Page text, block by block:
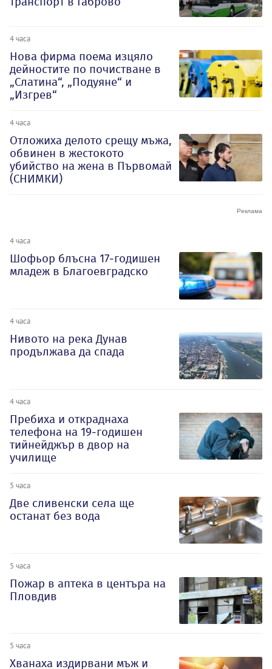
4 часа
Нова фирма поема изцяло
дейностите по почистване в
„Слатина“, „Подуяне“ и
„Изгрев“
4 часа
Отложиха делото срещу мъжа,
обвинен в жестокото
убийство на жена в Първомай
(СНИМКИ)
4 часа
Шофьор блъсна 17-годишен
младеж в Благоевградско
4 часа
Нивото на река Дунав
продължава да спада
4 часа
Пребиха и откраднаха
телефона на 19-годишен
тийнейджър в двор на
училище
5 часа
Две сливенски села ще
останат без вода
5 часа
Пожар в аптека в центъра на
Пловдив
5 часа
Хванаха издирвани мъж и